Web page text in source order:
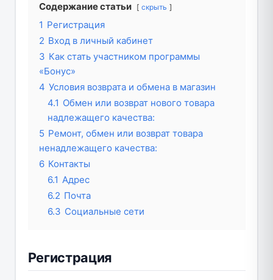
Содержание статьи скрыть
1 Регистрация
2 Вход в личный кабинет
3 Как стать участником программы
«Бонус»
4 Условия возврата и обмена в магазин
4.1 Обмен или возврат нового товара
надлежащего качества:
5 Ремонт, обмен или возврат товара
ненадлежащего качества:
6 Контакты
6.1 Адрес
6.2 Почта
6.3 Социальные сети
Регистрация